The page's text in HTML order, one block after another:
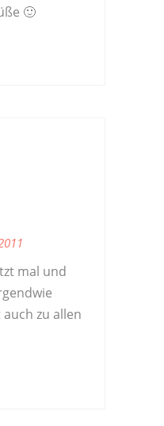
🙂
mal und
zu allen